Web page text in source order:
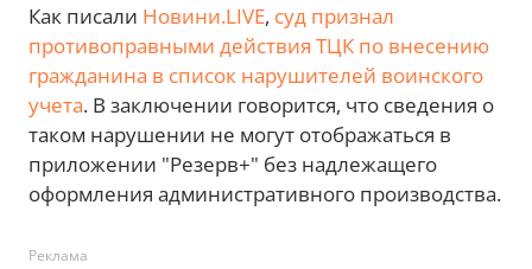
Как писали Новини.LIVE, суд признал
противоправными действия ТЦК по внесению
гражданина в список нарушителей воинского
учета. В заключении говорится, что сведения о
таком нарушении не могут отображаться в
приложении "Резерв+" без надлежащего
оформления административного производства.
Реклама